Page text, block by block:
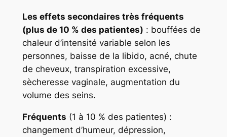
Les effets secondaires très fréquents
(plus de 10 % des patientes) : bouffées de
chaleur d’intensité variable selon les
personnes, baisse de la libido, acné, chute
de cheveux, transpiration excessive,
sècheresse vaginale, augmentation du
volume des seins.
Fréquents (1 à 10 % des patientes) :
changement d’humeur, dépression,